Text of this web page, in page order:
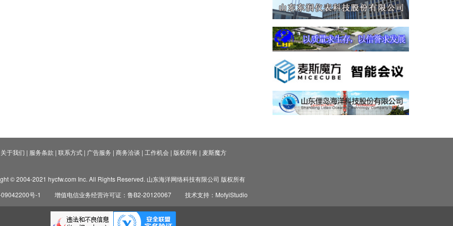
关于我们 | 服务条款 | 联系方式| 广告服务 | 商务洽谈 | 工作机会| 版权所有| 麦斯魔方
© 2004-2021 hycfw.com Inc. All Rights Reserved. 山东海洋网络科技有限公司 版权所有
号-1
增值电信业务经营许可证：鲁B2-20120067 技术支持：MofyiStudio